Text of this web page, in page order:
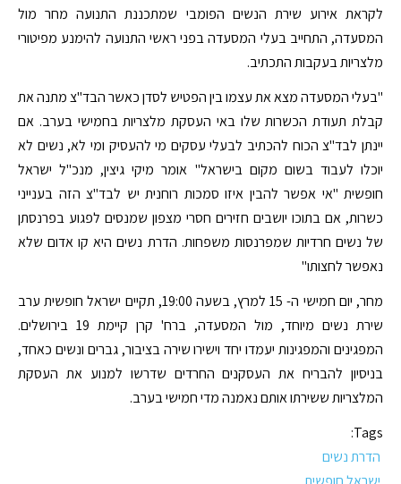
לקראת אירוע שירת הנשים הפומבי שמתכננת התנועה מחר מול
המסעדה, התחייב בעלי המסעדה בפני ראשי התנועה להימנע מפיטורי
מלצריות בעקבות התכתיב.
"בעלי המסעדה מצא את עצמו בין הפטיש לסדן כאשר הבד"צ מתנה את
קבלת תעודת הכשרות שלו באי העסקת מלצריות בחמישי בערב. אם
יינתן לבד"צ הכוח להכתיב לבעלי עסקים מי להעסיק ומי לא, נשים לא
יוכלו לעבוד בשום מקום בישראל" אומר מיקי גיצין, מנכ"ל ישראל
חופשית "אי אפשר להבין איזו סמכות רוחנית יש לבד"צ הזה בענייני
כשרות, אם בתוכו יושבים חזירים חסרי מצפון שמנסים לפגוע בפרנסתן
של נשים חרדיות שמפרנסות משפחות. הדרת נשים היא קו אדום שלא
נאפשר לחצותו"
מחר, יום חמישי ה- 15 למרץ, בשעה 19:00, תקיים ישראל חופשית ערב
שירת נשים מיוחד, מול המסעדה, ברח' קרן קיימת 19 בירושלים.
המפגינים והמפגינות יעמדו יחד וישירו שירה בציבור, גברים ונשים כאחד,
בניסיון להבריח את העסקנים החרדים שדרשו למנוע את העסקת
המלצריות ששירתו אותם נאמנה מדי חמישי בערב.
Tags:
הדרת נשים